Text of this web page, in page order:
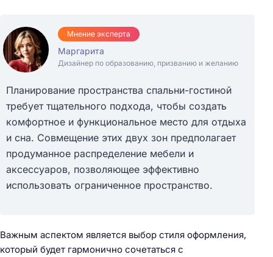
Мнение эксперта
Маргарита
Дизайнер по образованию, призванию и желанию
Планирование пространства спальни-гостиной
требует тщательного подхода, чтобы создать
комфортное и функциональное место для отдыха
и сна. Совмещение этих двух зон предполагает
продуманное распределение мебели и
аксессуаров, позволяющее эффективно
использовать ограниченное пространство.
Важным аспектом является выбор стиля оформления,
который будет гармонично сочетаться с